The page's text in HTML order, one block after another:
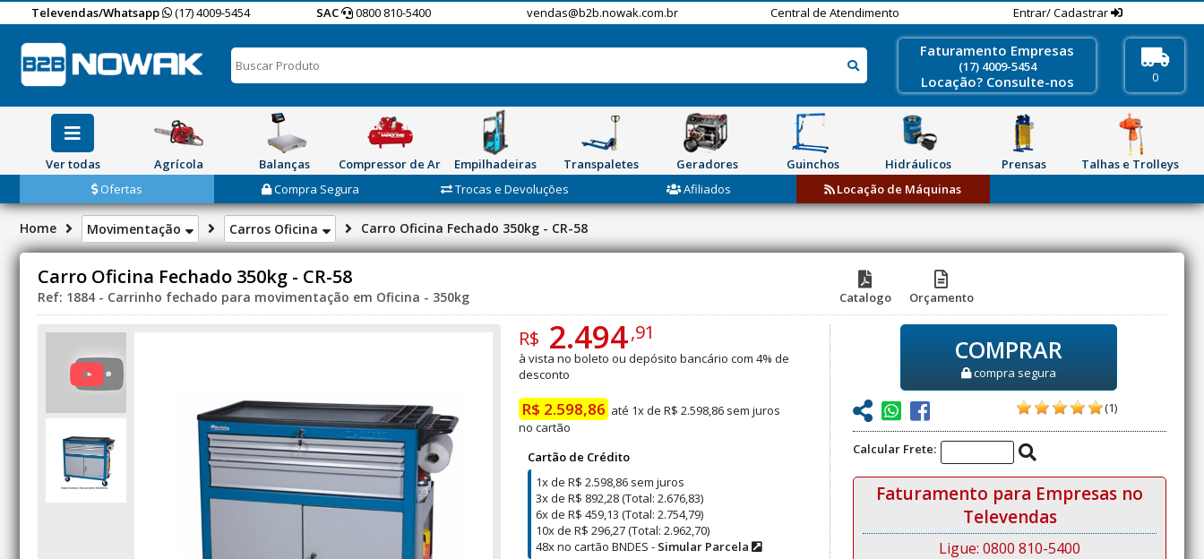
Televendas/Whatsapp (17) 4009-5454 SAC 0800 810-5400 vendas@b2b.nowak.com.br Central de Atendimento Entrar/ Cadastrar
Faturamento Empresas
(17) 4009-5454
Locação? Consulte-nos 0
Ver todas Agrícola Balanças Compressor de Ar Empilhadeiras Transpaletes Geradores Guinchos Hidráulicos Prensas
Talhas e Trolleys
Ofertas
Compra Segura Trocas e Devoluções Afiliados Locação de Máquinas
Home Movimentação Carros Oficina Carro Oficina Fechado 350kg - CR-58
Carro Oficina Fechado 350kg - CR-58
Ref: 1884 - Carrinho fechado para movimentação em Oficina - 350kg Catalogo Orçamento
R$ 2.494,91
à vista no boleto ou depósito bancário com 4% de
desconto
R$ 2.598,86 até 1x de R$ 2.598,86 sem juros
no cartão
Cartão de Crédito
1x de R$ 2.598,86 sem juros
3x de R$ 892,28 (Total: 2.676,83)
6x de R$ 459,13 (Total: 2.754,79)
10x de R$ 296,27 (Total: 2.962,70)
48x no cartão BNDES - Simular Parcela
COMPRAR
compra segura
(1)
Calcular Frete:
Faturamento para Empresas no
Televendas
Ligue: 0800 810-5400